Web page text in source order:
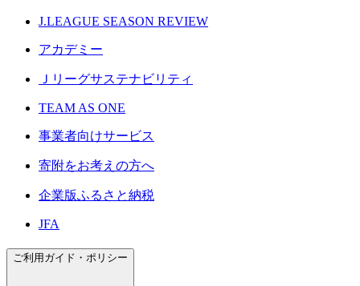
J.LEAGUE SEASON REVIEW
アカデミー
Ｊリーグサステナビリティ
TEAM AS ONE
事業者向けサービス
寄附をお考えの方へ
企業版ふるさと納税
JFA
ご利用ガイド・ポリシー